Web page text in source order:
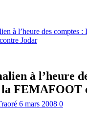
à l’heure des comptes :
Jodar
à l’heure
la FEMAFOOT
6 mars 2008 0